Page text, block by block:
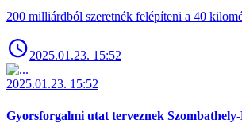
200 milliárdból szeretnék felépíteni a 40
2025.01.23. 15:52
2025.01.23. 15:52
Gyorsforgalmi utat terveznek